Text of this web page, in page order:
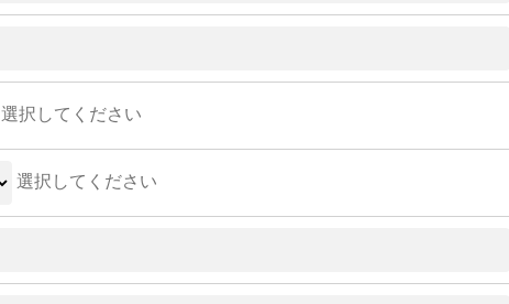
選択してください
選択してください